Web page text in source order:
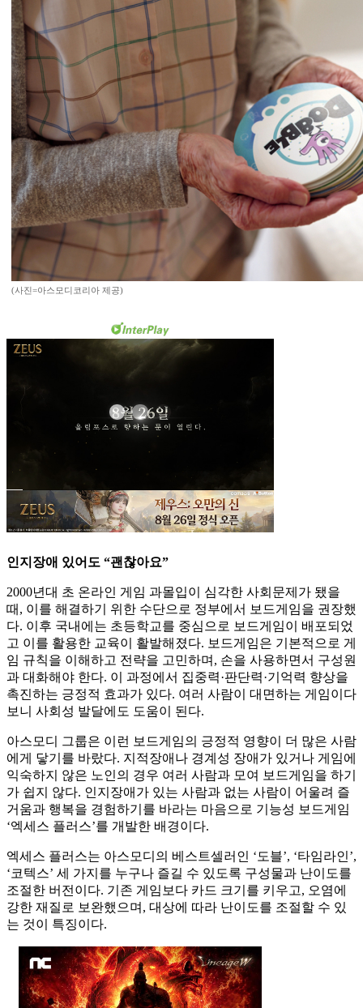
(사진=아스모디코리아 제공)
인지장애 있어도 “괜찮아요”
2000년대 초 온라인 게임 과몰입이 심각한 사회문제가 됐을
때, 이를 해결하기 위한 수단으로 정부에서 보드게임을 권장했
다. 이후 국내에는 초등학교를 중심으로 보드게임이 배포되었
고 이를 활용한 교육이 활발해졌다. 보드게임은 기본적으로 게
임 규칙을 이해하고 전략을 고민하며, 손을 사용하면서 구성원
과 대화해야 한다. 이 과정에서 집중력·판단력·기억력 향상을
촉진하는 긍정적 효과가 있다. 여러 사람이 대면하는 게임이다
보니 사회성 발달에도 도움이 된다.
아스모디 그룹은 이런 보드게임의 긍정적 영향이 더 많은 사람
에게 닿기를 바랐다. 지적장애나 경계성 장애가 있거나 게임에
익숙하지 않은 노인의 경우 여러 사람과 모여 보드게임을 하기
가 쉽지 않다. 인지장애가 있는 사람과 없는 사람이 어울려 즐
거움과 행복을 경험하기를 바라는 마음으로 기능성 보드게임
‘엑세스 플러스’를 개발한 배경이다.
엑세스 플러스는 아스모디의 베스트셀러인 ‘도블’, ‘타임라인’,
‘코텍스’ 세 가지를 누구나 즐길 수 있도록 구성물과 난이도를
조절한 버전이다. 기존 게임보다 카드 크기를 키우고, 오염에
강한 재질로 보완했으며, 대상에 따라 난이도를 조절할 수 있
는 것이 특징이다.